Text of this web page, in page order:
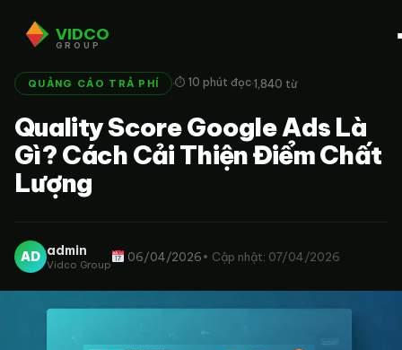
VIDCO
GROUP
QUẢNG CÁO TRẢ PHÍ ·⏱ 10 phút đọc·1,840 từ
Quality Score Google Ads Là
Gì? Cách Cải Thiện Điểm Chất
Lượng
AD admin
Vidco Group
06/04/2026• Cập nhật: 07/04/2026